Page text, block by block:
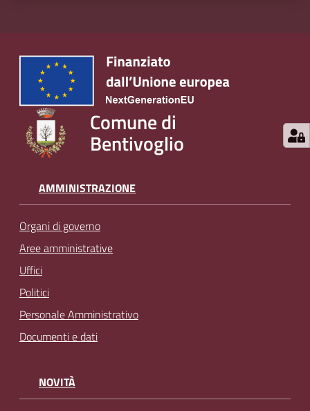
Comune di
Bentivoglio
AMMINISTRAZIONE
Organi di governo
Aree amministrative
Uffici
Politici
Personale Amministrativo
Documenti e dati
NOVITÀ